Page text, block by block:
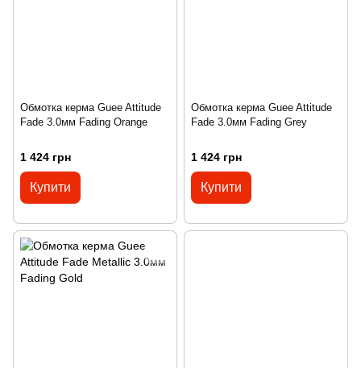
Обмотка керма Guee Attitude
Fade 3.0мм Fading Orange
1 424 грн
Купити
Обмотка керма Guee Attitude
Fade 3.0мм Fading Grey
1 424 грн
Купити